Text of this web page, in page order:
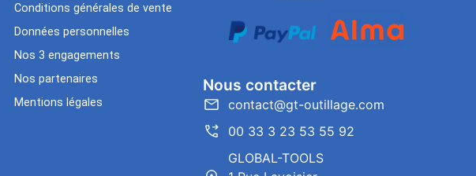
Conditions générales de vente
Données personnelles
Nos 3 engagements
Nos partenaires
Mentions légales
Nous contacter
contact@gt-outillage.com
00 33 3 23 53 55 92
GLOBAL-TOOLS